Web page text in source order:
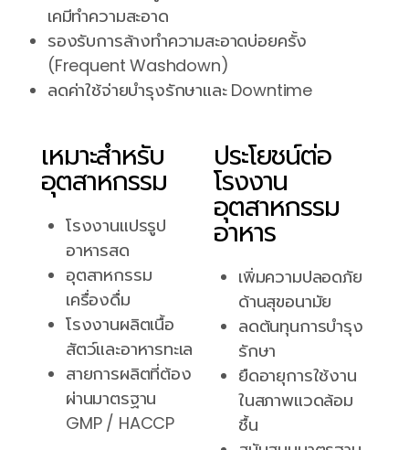
เคมีทำความสะอาด
รองรับการล้างทำความสะอาดบ่อยครั้ง
(Frequent Washdown)
ลดค่าใช้จ่ายบำรุงรักษาและ Downtime
เหมาะสำหรับ
อุตสาหกรรม
โรงงานแปรรูป
อาหารสด
อุตสาหกรรม
เครื่องดื่ม
โรงงานผลิตเนื้อ
สัตว์และอาหารทะเล
สายการผลิตที่ต้อง
ผ่านมาตรฐาน
GMP / HACCP
ประโยชน์ต่อ
โรงงาน
อุตสาหกรรม
อาหาร
เพิ่มความปลอดภัย
ด้านสุขอนามัย
ลดต้นทุนการบำรุง
รักษา
ยืดอายุการใช้งาน
ในสภาพแวดล้อม
ชื้น